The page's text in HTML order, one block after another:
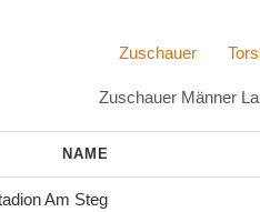
Zuschauer
Zuschauer Männer
NAME
Am Steg